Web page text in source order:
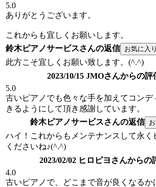
5.0
ありがとうございます。
これからも宜しくお願いします。
鈴木ピアノサービスさんの返信
此方こそ宜しくお願い致します。(^.^)
2023/10/15 JMOさんからの評
5.0
古いピアノでも色々な手を加えてコンデ
きるようにして頂き感謝しています。
鈴木ピアノサービスさんの返信
ハイ！これからもメンテナンスして永く
くださいね♪(^.^)
2023/02/02 ヒロピヨさんからの
4.0
古いピアノで、どこまで音が良くなるか